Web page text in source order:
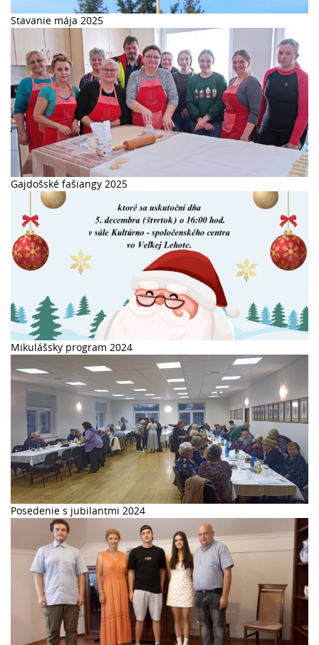
Stavanie mája 2025
Gajdošské fašiangy 2025
Mikulášsky program 2024
Posedenie s jubilantmi 2024